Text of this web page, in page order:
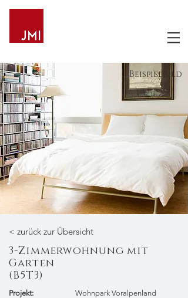
Beispielbild
3-Zimmerwohnung mit
Garten
(B5T3)
< zurück zur Übersicht
Projekt:
Wohnpark Voralpenland